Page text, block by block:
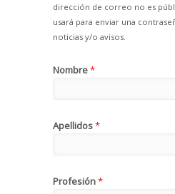
dirección de correo no es
usará para enviar una
noticias y/o avisos.
Nombre*
Apellidos*
Profesión*